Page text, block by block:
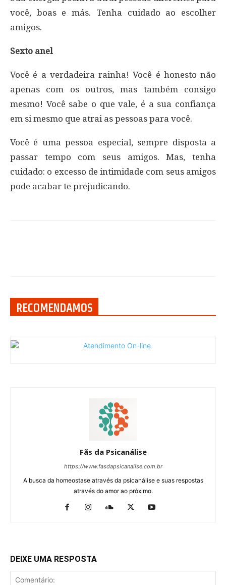
você, boas e más. Tenha cuidado ao escolher
amigos.
Sexto anel
Você é a verdadeira rainha! Você é honesto não
apenas com os outros, mas também consigo
mesmo! Você sabe o que vale, é a sua confiança
em si mesmo que atrai as pessoas para você.
Você é uma pessoa especial, sempre disposta a
passar tempo com seus amigos. Mas, tenha
cuidado: o excesso de intimidade com seus amigos
pode acabar te prejudicando.
RECOMENDAMOS
Fãs da Psicanálise
https://www.fasdapsicanalise.com.br
A busca da homeostase através da psicanálise e suas respostas
através do amor ao próximo.
DEIXE UMA RESPOSTA